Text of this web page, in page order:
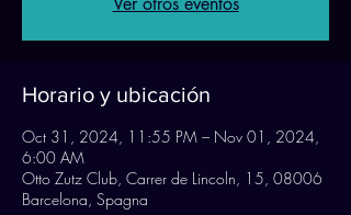
Horario y ubicación
Oct 31, 2024, 11:55 PM – Nov 01, 2024,
6:00 AM
Otto Zutz Club, Carrer de Lincoln, 15, 08006
Barcelona, Spagna